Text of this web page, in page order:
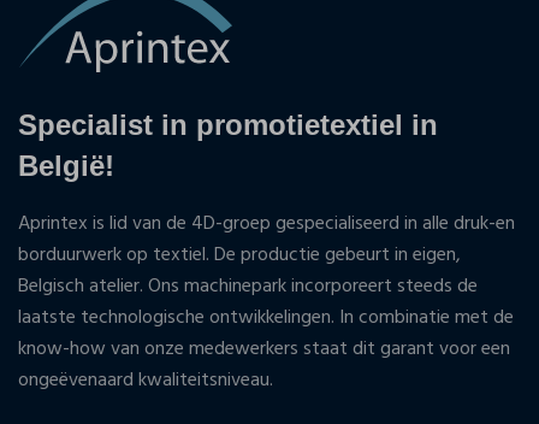
Specialist in promotietextiel in
België!
Aprintex is lid van de 4D-groep gespecialiseerd in alle druk-en
borduurwerk op textiel. De productie gebeurt in eigen,
Belgisch atelier. Ons machinepark incorporeert steeds de
laatste technologische ontwikkelingen. In combinatie met de
know-how van onze medewerkers staat dit garant voor een
ongeëvenaard kwaliteitsniveau.